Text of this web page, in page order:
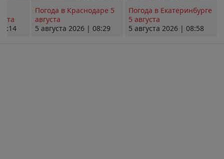
Погода в Краснодаре 5
августа
5 августа 2026 | 08:29
Погода в Екатеринбурге
5 августа
5 августа 2026 | 08:58